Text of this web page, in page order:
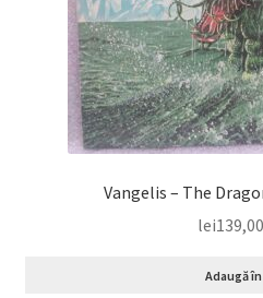
lei139,00
Adaugă